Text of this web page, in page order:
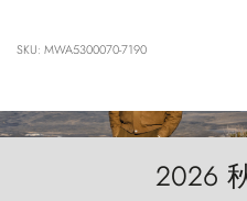
SKU: MWA5300070-7190
2026